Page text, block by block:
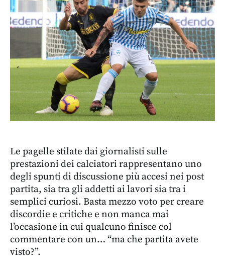
Le pagelle stilate dai giornalisti sulle
prestazioni dei calciatori rappresentano uno
degli spunti di discussione più accesi nei post
partita, sia tra gli addetti ai lavori sia tra i
semplici curiosi. Basta mezzo voto per creare
discordie e critiche e non manca mai
l’occasione in cui qualcuno finisce col
commentare con un… “ma che partita avete
visto?”.